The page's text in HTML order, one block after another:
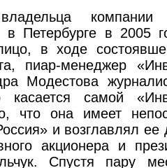
компании
в Петербурге в 2005
в ходе
пиар-менеджер
Модестова
самой
что она имеет
и возглавлял ее
акционера и
Спустя пару